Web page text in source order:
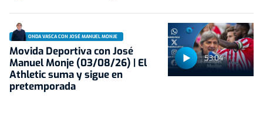
53:04
ONDA VASCA CON JOSÉ MANUEL MONJE
Movida Deportiva con José
Manuel Monje (03/08/26) | El
Athletic suma y sigue en
pretemporada